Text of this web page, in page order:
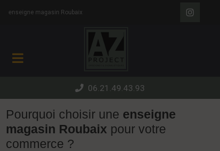
enseigne magasin Roubaix
06.21.49.43.93
Pourquoi choisir une enseigne
magasin Roubaix pour votre
commerce ?